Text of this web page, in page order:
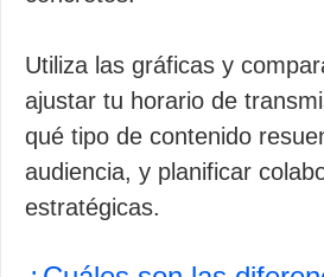
Utiliza las gráficas y
ajustar tu horario de
qué tipo de contenido
audiencia, y planificar
estratégicas.